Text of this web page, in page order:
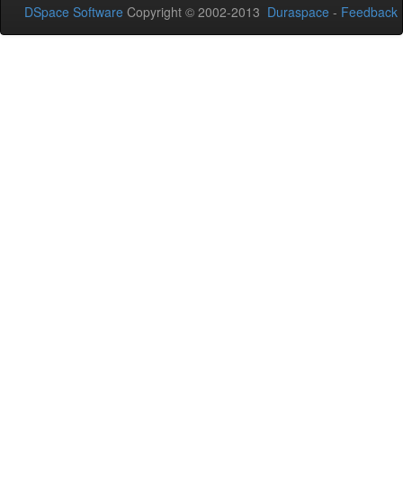
DSpace Software Copyright © 2002-2013 Duraspace - Feedback